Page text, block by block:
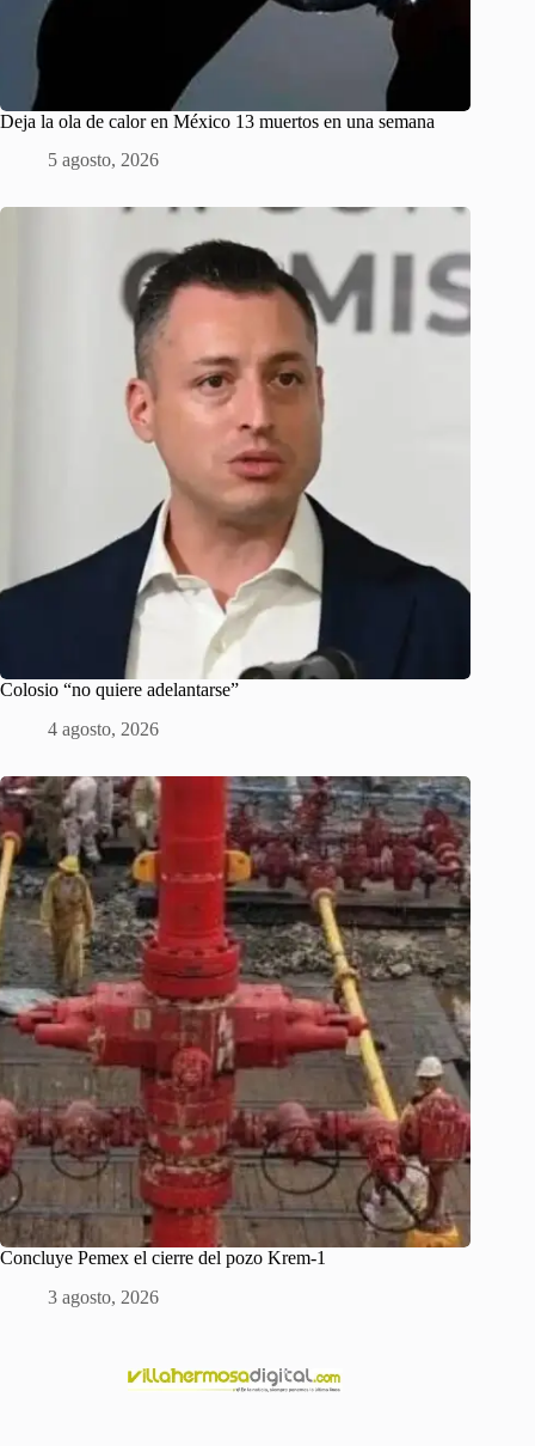
Deja la ola de calor en México 13 muertos en una semana
5 agosto, 2026
Colosio “no quiere adelantarse”
4 agosto, 2026
Concluye Pemex el cierre del pozo Krem-1
3 agosto, 2026